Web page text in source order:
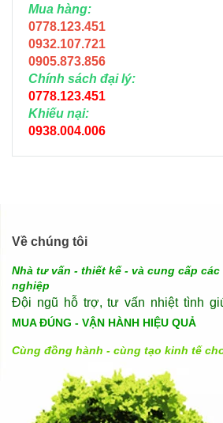
Mua hàng:
0778.123.451
0932.107.721
0905.873.856
Chính sách đại lý:
0778.123.451
Khiếu nại:
0938.004.006
Về chúng tôi
Nhà tư vấn - thiết kế - và cung cấp
nghiệp
Đội ngũ hỗ trợ, tư vấn nhiệt tình
MUA ĐÚNG - VẬN HÀNH HIỆU QUẢ
Cùng đồng hành - cùng tạo kinh tế